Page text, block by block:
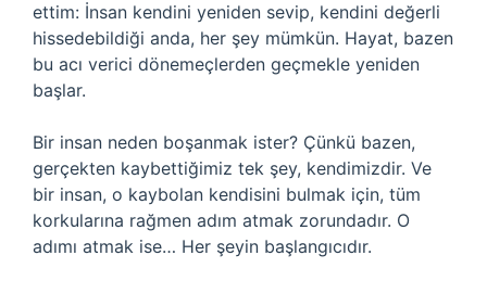
ettim: İnsan kendini yeniden sevip, kendini değerli
hissedebildiği anda, her şey mümkün. Hayat, bazen
bu acı verici dönemeçlerden geçmekle yeniden
başlar.
Bir insan neden boşanmak ister? Çünkü bazen,
gerçekten kaybettiğimiz tek şey, kendimizdir. Ve
bir insan, o kaybolan kendisini bulmak için, tüm
korkularına rağmen adım atmak zorundadır. O
adımı atmak ise… Her şeyin başlangıcıdır.